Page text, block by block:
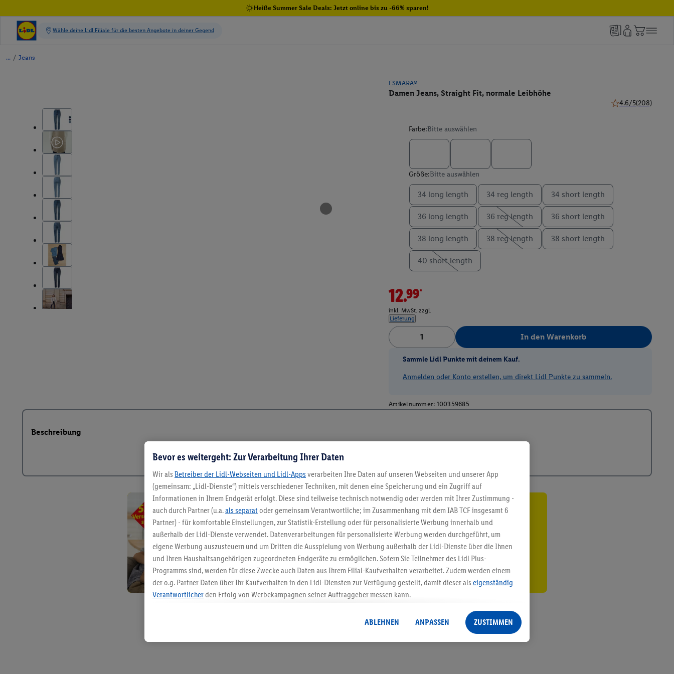
Heiße Summer Sale Deals: Jetzt online bis zu -66% sparen!
/ Jeans
ESMARA®
Damen Jeans, Straight Fit, normale Leibhöhe
4.6/5(208)
Farbe:Bitte auswählen
Größe:Bitte auswählen
34 long length 34 reg length 34 short length
36 long length 36 reg length 36 short length
38 long length 38 reg length 38 short length
40 short length
12.99*
inkl. MwSt. zzgl.
Lieferung
In den Warenkorb
Sammle Lidl Punkte mit deinem Kauf.
Anmelden oder Konto erstellen, um direkt Lidl Punkte zu sammeln.
Artikelnummer: 100359685
Beschreibung
5.95 € Versand sparen³²ᵃ
Jetzt zum Newsletter anmelden
Gutschein sichern!
Bevor es weitergeht: Zur Verarbeitung Ihrer Daten
Wir als Betreiber der Lidl-Webseiten und Lidl-Apps verarbeiten Ihre Daten auf unseren Webseiten und unserer App
(gemeinsam: „Lidl-Dienste“) mittels verschiedener Techniken, mit denen eine Speicherung und ein Zugriff auf
Informationen in Ihrem Endgerät erfolgt. Diese sind teilweise technisch notwendig oder werden mit Ihrer Zustimmung -
auch durch Partner (u.a.als separat oder gemeinsam Verantwortliche; im Zusammenhang mit dem IAB TCF insgesamt 6
Partner) - für komfortable Einstellungen, zur Statistik-Erstellung oder für personalisierte Werbung innerhalb und
außerhalb der Lidl-Dienste verwendet. Datenverarbeitungen für personalisierte Werbung werden durchgeführt, um
eigene Werbung auszusteuern und um Dritten die Ausspielung von Werbung außerhalb der Lidl-Dienste über die Ihnen
und Ihren Haushaltsangehörigen zugeordneten Endgeräte zu ermöglichen. Sofern Sie Teilnehmer des Lidl Plus-
Programms sind, werden für diese Zwecke auch Daten aus Ihrem Filial-Kaufverhalten verarbeitet. Zudem werden einem
der o.g. Partner Daten über Ihr Kaufverhalten in den Lidl-Diensten zur Verfügung gestellt, damit dieser als eigenständig
Verantwortlicherden Erfolg von Werbekampagnen seiner Auftraggeber messen kann.
angereicherten Profilen. Dies umfasst die Zusammenführung von Daten (z.B. über Ihre Nutzung der Lidl-Dienste, Ihr
Kaufverhalten in den Lidl-Diensten, Informationen aus Ihrem Kundenkonto - z.B. Alter oder Geschlecht - sowie Ihre
genauen Standortdaten) auch über verschiedene Endgeräte und Lidl-Dienste hinweg einschließlich dem Speichern von
ABLEHNEN ANPASSEN ZUSTIMMEN